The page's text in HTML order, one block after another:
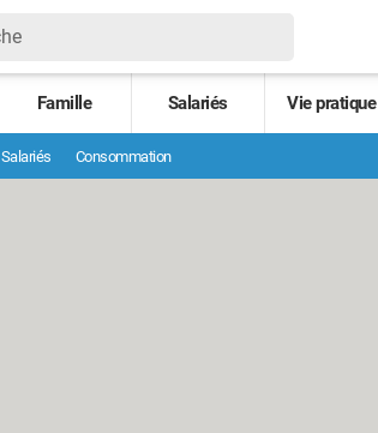
Famille Salariés Vie pratique
Salariés Consommation